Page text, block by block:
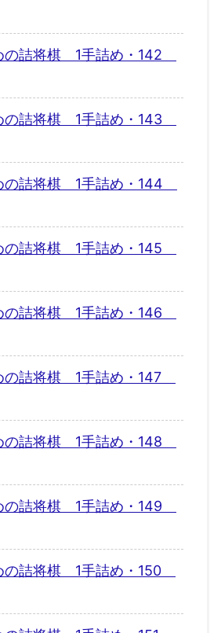
の詰将棋 1手詰め・142
の詰将棋 1手詰め・143
の詰将棋 1手詰め・144
の詰将棋 1手詰め・145
の詰将棋 1手詰め・146
の詰将棋 1手詰め・147
の詰将棋 1手詰め・148
の詰将棋 1手詰め・149
の詰将棋 1手詰め・150